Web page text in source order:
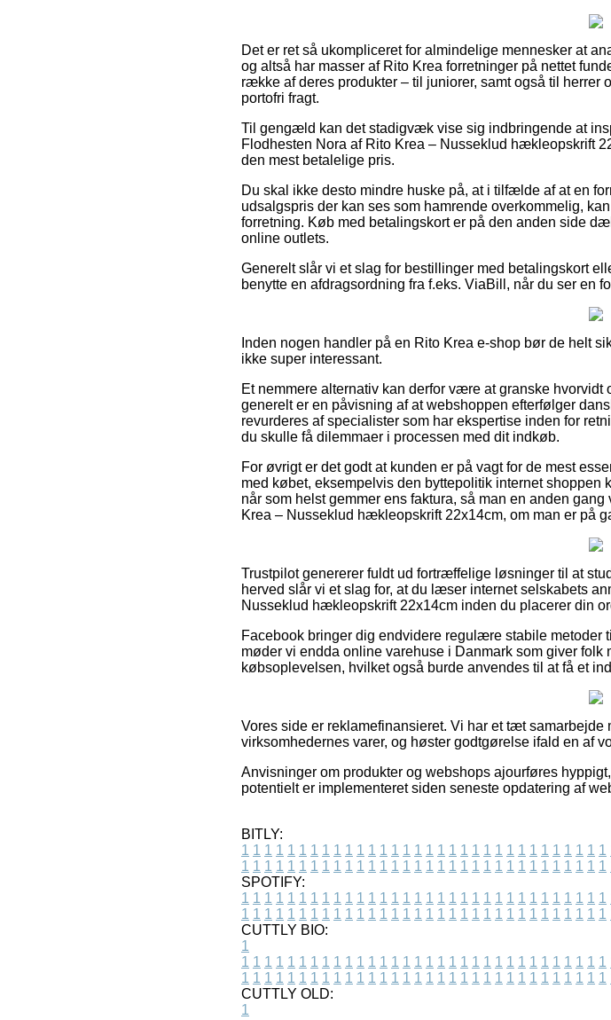
Det er ret så ukompliceret for almindelige mennesker at
og altså har masser af Rito Krea forretninger på nettet
række af deres produkter – til juniorer, samt også til herrer
portofri fragt.
Til gengæld kan det stadigvæk vise sig indbringende at
Flodhesten Nora af Rito Krea – Nusseklud hækleopskrift
den mest betalelige pris.
Du skal ikke desto mindre huske på, at i tilfælde af at en
udsalgspris der kan ses som hamrende overkommelig,
forretning. Køb med betalingskort er på den anden side
online outlets.
Generelt slår vi et slag for bestillinger med betalingskort
benytte en afdragsordning fra f.eks. ViaBill, når du ser en
Inden nogen handler på en Rito Krea e-shop bør de helt
ikke super interessant.
Et nemmere alternativ kan derfor være at granske
generelt er en påvisning af at webshoppen efterfølger
revurderes af specialister som har ekspertise inden for
du skulle få dilemmaer i processen med dit indkøb.
For øvrigt er det godt at kunden er på vagt for de mest
med købet, eksempelvis den byttepolitik internet shoppen
når som helst gemmer ens faktura, så man en anden
Krea – Nusseklud hækleopskrift 22x14cm, om man er på
Trustpilot genererer fuldt ud fortræffelige løsninger til at
herved slår vi et slag for, at du læser internet selskabets
Nusseklud hækleopskrift 22x14cm inden du placerer din
Facebook bringer dig endvidere regulære stabile
møder vi endda online varehuse i Danmark som giver
købsoplevelsen, hvilket også burde anvendes til at få et
Vores side er reklamefinansieret. Vi har et tæt samarbejde
virksomhedernes varer, og høster godtgørelse ifald en af
Anvisninger om produkter og webshops ajourføres
potentielt er implementeret siden seneste opdatering af
BITLY:
1 1 1 1 1 1 1 1 1 1 1 1 1 1 1 1 1 1 1 1 1 1 1 1 1 1 1 1 1 1 1 1
1 1 1 1 1 1 1 1 1 1 1 1 1 1 1 1 1 1 1 1 1 1 1 1 1 1 1 1 1 1 1 1
SPOTIFY:
1 1 1 1 1 1 1 1 1 1 1 1 1 1 1 1 1 1 1 1 1 1 1 1 1 1 1 1 1 1 1 1
1 1 1 1 1 1 1 1 1 1 1 1 1 1 1 1 1 1 1 1 1 1 1 1 1 1 1 1 1 1 1 1
CUTTLY BIO:
1
1 1 1 1 1 1 1 1 1 1 1 1 1 1 1 1 1 1 1 1 1 1 1 1 1 1 1 1 1 1 1 1
1 1 1 1 1 1 1 1 1 1 1 1 1 1 1 1 1 1 1 1 1 1 1 1 1 1 1 1 1 1 1 1
CUTTLY OLD:
1